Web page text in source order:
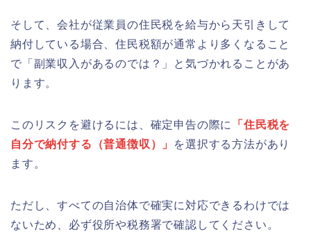
そして、会社が従業員の住民税を給与から天引きして
納付している場合、住民税額が通常より多くなること
で「副業収入があるのでは？」と気づかれることがあ
ります。
このリスクを避けるには、確定申告の際に
「住民税を
自分で納付する（普通徴収）」
を選択する方法があり
ます。
ただし、すべての自治体で確実に対応できるわけでは
ないため、必ず役所や税務署で確認してください。